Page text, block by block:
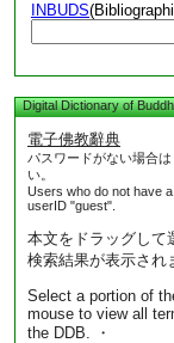
INBUDS
Digital Dictionary of
電子佛教辭典
パスワードがない場合
い。
Users who do not have
userID "guest".
本文をドラッグして
検索結果が表示され
Select a portion of
mouse to view all
the DDB. ・